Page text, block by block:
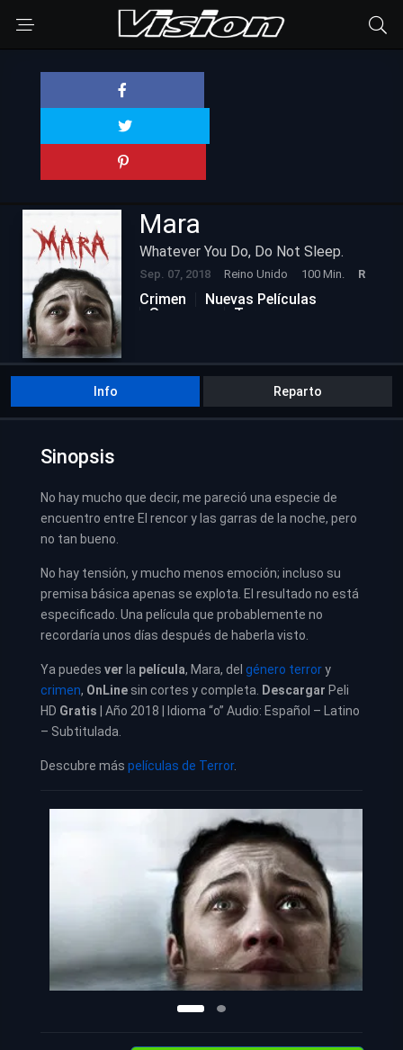
Mara
Whatever You Do, Do Not Sleep.
Sep. 07, 2018 Reino Unido 100 Min. R
Crimen
Nuevas Películas
Suspenso
Terror
Info Reparto
Sinopsis
No hay mucho que decir, me pareció una especie de
encuentro entre El rencor y las garras de la noche, pero
no tan bueno.
No hay tensión, y mucho menos emoción; incluso su
premisa básica apenas se explota. El resultado no está
especificado. Una película que probablemente no
recordaría unos días después de haberla visto.
Ya puedes ver la película, Mara, del género terrory
crimen, OnLine sin cortes y completa. Descargar Peli
HD Gratis | Año 2018 | Idioma “o” Audio: Español – Latino
– Subtitulada.
Descubre más películas de Terror.